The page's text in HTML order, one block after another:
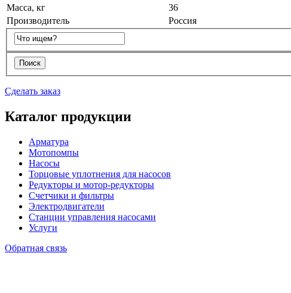
Масса, кг
36
Производитель
Россия
Сделать заказ
Каталог продукции
Арматура
Мотопомпы
Насосы
Торцовые уплотнения для насосов
Редукторы и мотор-редукторы
Счетчики и фильтры
Электродвигатели
Станции управления насосами
Услуги
Обратная связь